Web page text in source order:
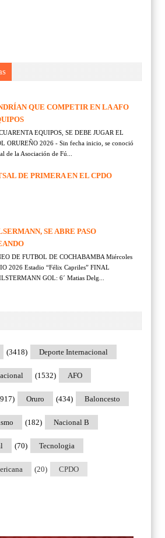
QUE COMPETIR EN LA AFO
EQUIPOS, SE DEBE JUGAR EL
ORUREÑO 2026 - Sin fecha inicio, se conoció
de la Asociación de Fú...
DE PRIMERA EN EL CPDO
SE ABRE PASO
DE FUTBOL DE COCHABAMBA Miércoles
2026 Estadio “Félix Capriles” FINAL
GOL: 6´ Matias Delg...
Deporte Internacional
(3418)
AFO
(1532)
Oruro Baloncesto
(434)
Nacional B
(182)
Tecnologia
(70)
CPDO
(20)